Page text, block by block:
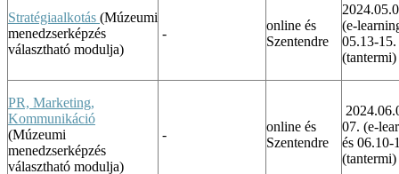
Stratégiaalkotás (Múzeumi
menedzserképzés
választható modulja)
-
online és
Szentendre
(e-
05.13-15.
(tantermi)
PR, Marketing,
Kommunikáció
(Múzeumi
menedzserképzés
választható modulja)
-
online és
Szentendre
07. (e-
és 06.10-
(tantermi)